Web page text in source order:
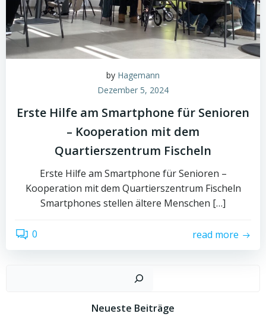
by Hagemann
Dezember 5, 2024
Erste Hilfe am Smartphone für Senioren
– Kooperation mit dem
Quartierszentrum Fischeln
Erste Hilfe am Smartphone für Senioren –
Kooperation mit dem Quartierszentrum Fischeln
Smartphones stellen ältere Menschen […]
0 read more
Neueste Beiträge